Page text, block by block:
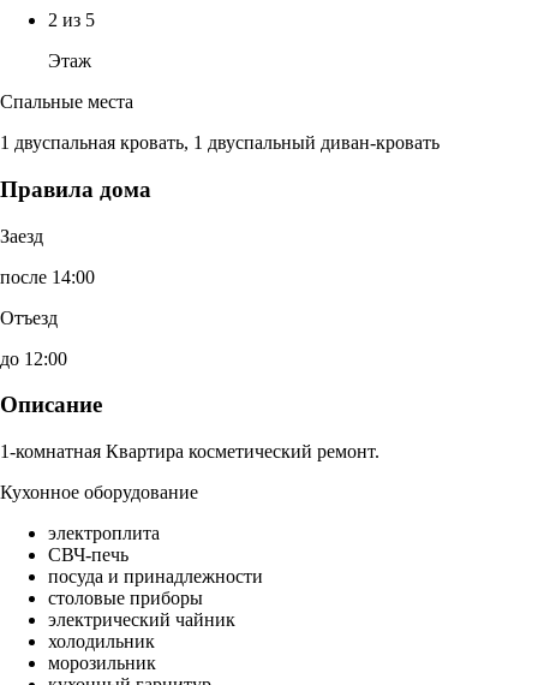
2 из 5
Этаж
Спальные места
1 двуспальная кровать, 1 двуспальный диван-кровать
Правила дома
Заезд
после 14:00
Отъезд
до 12:00
Описание
1-комнатная Квартира косметический ремонт.
Кухонное оборудование
электроплита
СВЧ-печь
посуда и принадлежности
столовые приборы
электрический чайник
холодильник
морозильник